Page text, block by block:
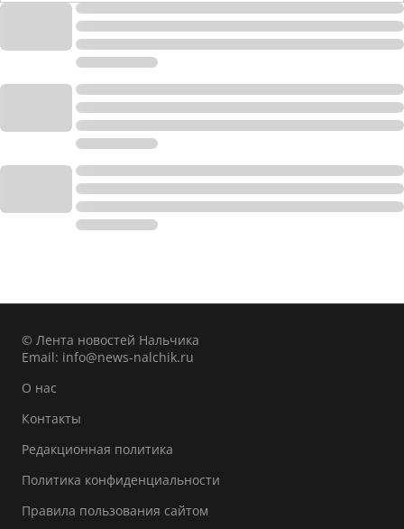
© Лента новостей Нальчика
Email: info@news-nalchik.ru
О нас
Контакты
Редакционная политика
Политика конфиденциальности
Правила пользования сайтом